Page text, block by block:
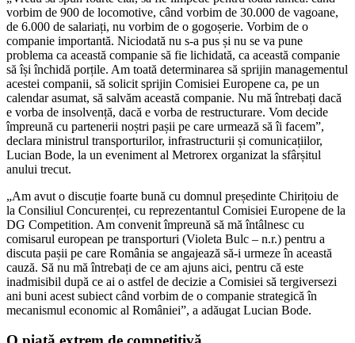
vorbim de 900 de locomotive, când vorbim de 30.000 de vagoane,
de 6.000 de salariați, nu vorbim de o gogoșerie. Vorbim de o
companie importantă. Niciodată nu s-a pus și nu se va pune
problema ca această companie să fie lichidată, ca această companie
să își închidă porțile. Am toată determinarea să sprijin managementul
acestei companii, să solicit sprijin Comisiei Europene ca, pe un
calendar asumat, să salvăm această companie. Nu mă întrebați dacă
e vorba de insolvență, dacă e vorba de restructurare. Vom decide
împreună cu partenerii noștri pașii pe care urmează să îi facem”,
declara ministrul transporturilor, infrastructurii și comunicațiilor,
Lucian Bode, la un eveniment al Metrorex organizat la sfârșitul
anului trecut.
„Am avut o discuție foarte bună cu domnul președinte Chirițoiu de
la Consiliul Concurenței, cu reprezentantul Comisiei Europene de la
DG Competition. Am convenit împreună să mă întâlnesc cu
comisarul european pe transporturi (Violeta Bulc – n.r.) pentru a
discuta pașii pe care România se angajează să-i urmeze în această
cauză. Să nu mă întrebați de ce am ajuns aici, pentru că este
inadmisibil după ce ai o astfel de decizie a Comisiei să tergiversezi
ani buni acest subiect când vorbim de o companie strategică în
mecanismul economic al României”, a adăugat Lucian Bode.